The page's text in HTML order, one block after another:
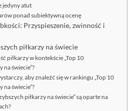
jedyny atut
ponad subiektywną ocenę
Przyspieszenie, zwinność i
piłkarzy na świecie
piłkarzy w kontekście „Top 10
na świecie”?
aby znaleźć się w rankingu „Top 10
na świecie”?
piłkarzy na świecie” są oparte na